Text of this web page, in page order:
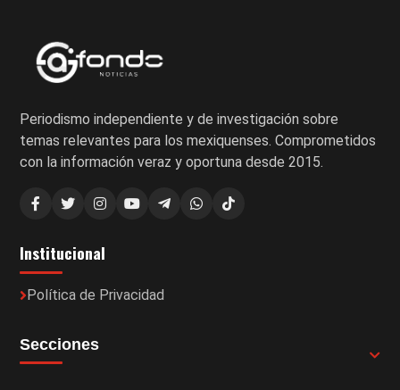
Periodismo independiente y de investigación sobre
temas relevantes para los mexiquenses. Comprometidos
con la información veraz y oportuna desde 2015.
Institucional
Política de Privacidad
Secciones